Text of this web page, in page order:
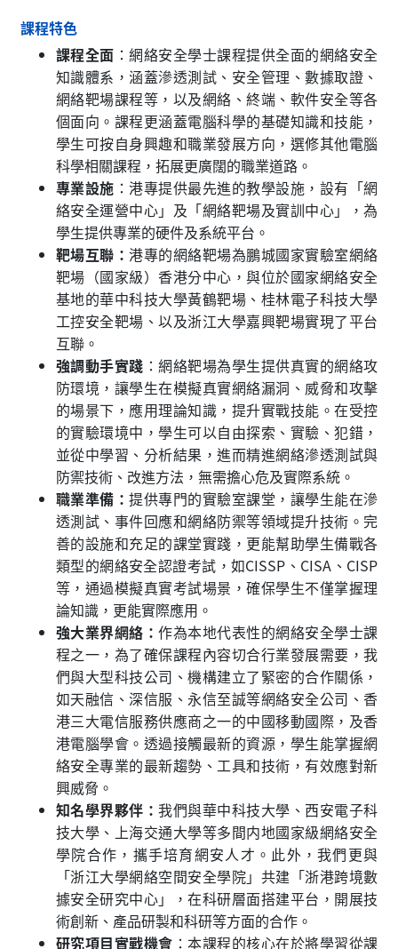
課程特色
課程全面 ：網絡安全學士課程提供全面的網絡安全
知識體系，涵蓋滲透測試、安全管理、數據取證、
網絡靶場課程等，以及網絡、終端、軟件安全等各
個面向。課程更涵蓋電腦科學的基礎知識和技能，
學生可按自身興趣和職業發展方向，選修其他電腦
科學相關課程，拓展更廣闊的職業道路。
專業設施 ：港專提供最先進的教學設施，設有「網
絡安全運營中心」及「網絡靶場及實訓中心」，為
學生提供專業的硬件及系統平台。
靶場互聯：港專的網絡靶場為鵬城國家實驗室網絡
靶場（國家級）香港分中心，與位於國家網絡安全
基地的華中科技大學黃鶴靶場、桂林電子科技大學
工控安全靶場、以及浙江大學嘉興靶場實現了平台
互聯。
強調動手實踐 ：網絡靶場為學生提供真實的網絡攻
防環境，讓學生在模擬真實網絡漏洞、威脅和攻擊
的場景下，應用理論知識，提升實戰技能。在受控
的實驗環境中，學生可以自由探索、實驗、犯錯，
並從中學習、分析結果，進而精進網絡滲透測試與
防禦技術、改進方法，無需擔心危及實際系統。
職業準備：提供專門的實驗室課堂，讓學生能在滲
透測試、事件回應和網絡防禦等領域提升技術。完
善的設施和充足的課堂實踐，更能幫助學生備戰各
類型的網絡安全認證考試，如CISSP、CISA、CISP
等，通過模擬真實考試場景，確保學生不僅掌握理
論知識，更能實際應用。
強大業界網絡：作為本地代表性的網絡安全學士課
程之一，為了確保課程內容切合行業發展需要，我
們與大型科技公司、機構建立了緊密的合作關係，
如天融信、深信服、永信至誠等網絡安全公司、香
港三大電信服務供應商之一的中國移動國際，及香
港電腦學會。透過接觸最新的資源，學生能掌握網
絡安全專業的最新趨勢、工具和技術，有效應對新
興威脅。
知名學界夥伴：我們與華中科技大學、西安電子科
技大學、上海交通大學等多間内地國家級網絡安全
學院合作，攜手培育網安人才。此外，我們更與
「浙江大學網絡空間安全學院」共建「浙港跨境數
據安全研究中心」，在科研層面搭建平台，開展技
術創新、產品研製和科研等方面的合作。
研究項目實戰機會 ：本課程的核心在於將學習從課